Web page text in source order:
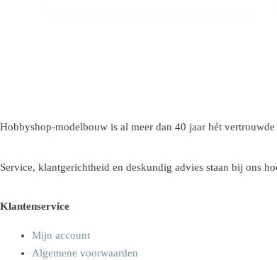
Hobbyshop-modelbouw is al meer dan 40 jaar hét
Service, klantgerichtheid en deskundig advies staan bij ons
Klantenservice
Mijn account
Algemene voorwaarden